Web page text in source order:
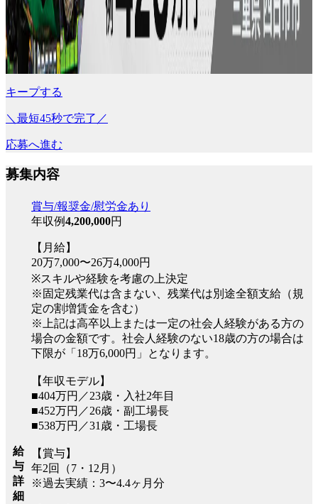
キープする
＼最短45秒で完了／
応募へ進む
募集内容
給
与
詳
細
賞与/報奨金/慰労金あり
年収例4,200,000円
【月給】
20万7,000〜26万4,000円
※スキルや経験を考慮の上決定
※固定残業代は含まない、残業代は別途全額支給（規
定の割増賃金を含む）
※上記は高卒以上または一定の社会人経験がある方の
場合の金額です。社会人経験のない18歳の方の場合は
下限が「18万6,000円」となります。
【年収モデル】
■404万円／23歳・入社2年目
■452万円／26歳・副工場長
■538万円／31歳・工場長
【賞与】
年2回（7・12月）
※過去実績：3〜4.4ヶ月分